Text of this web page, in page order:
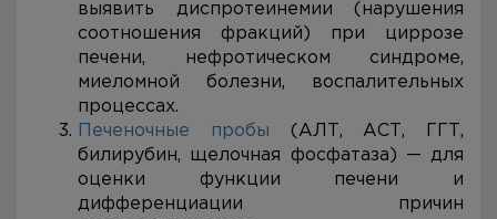
выявить диспротеинемии (нарушения
соотношения фракций) при циррозе
печени, нефротическом синдроме,
миеломной болезни, воспалительных
процессах.
Печеночные пробы (АЛТ, АСТ, ГГТ,
билирубин, щелочная фосфатаза) — для
оценки функции печени и
дифференциации причин